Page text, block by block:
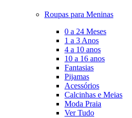
Roupas para Meninas
0 a 24 Meses
1 a 3 Anos
4 a 10 anos
10 a 16 anos
Fantasias
Pijamas
Acessórios
Calcinhas e Meias
Moda Praia
Ver Tudo